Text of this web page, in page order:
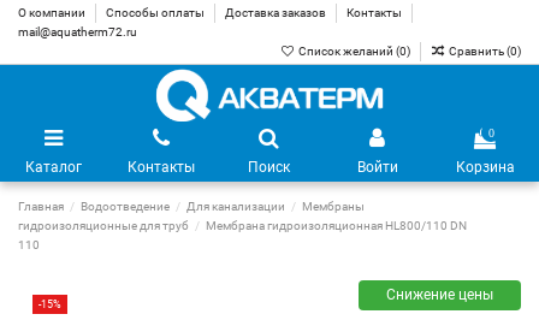
О компании Способы оплаты Доставка заказов
Контакты
mail@aquatherm72.ru
Список желаний (0) Сравнить (0)
Каталог Контакты Поиск Войти
0
Корзина
Главная Водоотведение Для канализации
Мембраны
гидроизоляционные для труб
Мембрана гидроизоляционная HL800/110 DN
110
-15%
Снижение цены